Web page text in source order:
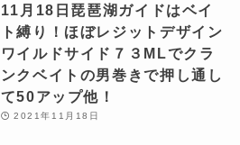
11月18日琵琶湖ガイドはベイ
ト縛り！ほぼレジットデザイン
ワイルドサイド７３MLでクラ
ンクベイトの男巻きで押し通し
て50アップ他！
2021年11月18日